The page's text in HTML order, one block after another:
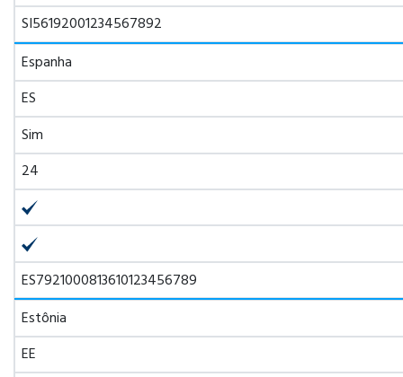
SI56192001234567892
Espanha
ES
Sim
24
ES7921000813610123456789
Estônia
EE